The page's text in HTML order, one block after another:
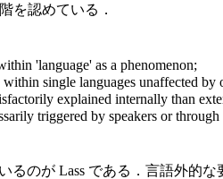
を認めている．
'language' as a phenomenon;
within single languages unaffected by
explained internally than
triggered by speakers or
るのが Lass である．言語外的